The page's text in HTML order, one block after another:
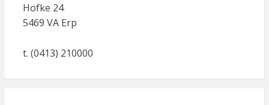
Hofke 24
5469 VA Erp
t. (0413) 210000